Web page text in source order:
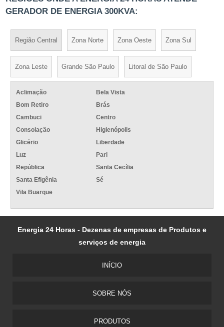
GERADOR DE ENERGIA 300KVA:
Região Central Zona Norte Zona Oeste Zona Sul
Zona Leste Grande São Paulo Litoral de São Paulo
Aclimação
Bela Vista
Bom Retiro
Brás
Cambuci
Centro
Consolação
Higienópolis
Glicério
Liberdade
Luz
Pari
República
Santa Cecília
Santa Efigênia
Sé
Vila Buarque
Energia 24 Horas - Dezenas de empresas de Produtos e
serviços de energia
INÍCIO
SOBRE NÓS
PRODUTOS